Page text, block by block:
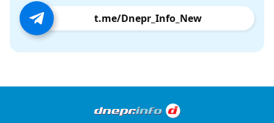
t.me/Dnepr_Info_New